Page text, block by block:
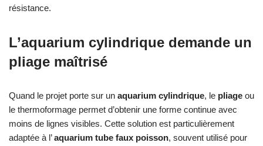
résistance.
L’aquarium cylindrique demande un
pliage maîtrisé
Quand le projet porte sur un aquarium cylindrique, le pliage ou
le thermoformage permet d’obtenir une forme continue avec
moins de lignes visibles. Cette solution est particulièrement
adaptée à l’aquarium tube faux poisson, souvent utilisé pour